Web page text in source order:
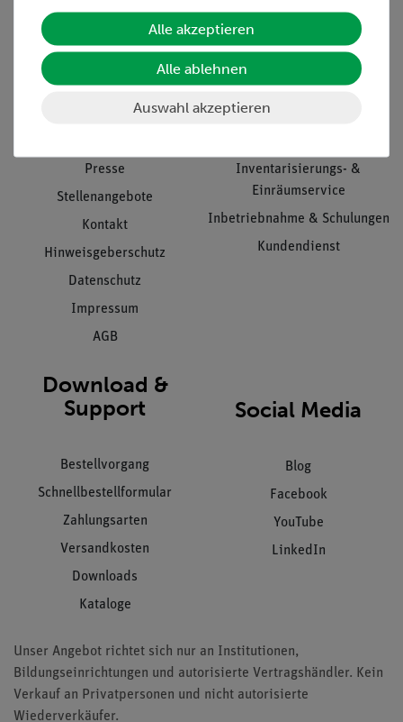
Informationen
Unternehmen
Presse
Stellenangebote
Kontakt
Hinweisgeberschutz
Datenschutz
Impressum
AGB
Service
Übersicht Service
Inventarisierungs- &
Einräumservice
Inbetriebnahme & Schulungen
Kundendienst
Download &
Support
Bestellvorgang
Schnellbestellformular
Zahlungsarten
Versandkosten
Downloads
Kataloge
Social Media
Blog
Facebook
YouTube
LinkedIn
Unser Angebot richtet sich nur an Institutionen,
Bildungseinrichtungen und autorisierte Vertragshändler. Kein
Verkauf an Privatpersonen und nicht autorisierte
Wiederverkäufer.
Alle akzeptieren
Alle ablehnen
Auswahl akzeptieren